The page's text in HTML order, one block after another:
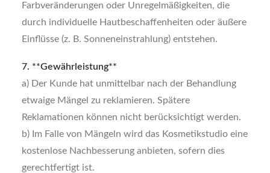
Farbveränderungen oder Unregelmäßigkeiten, die
durch individuelle Hautbeschaffenheiten oder äußere
Einflüsse (z. B. Sonneneinstrahlung) entstehen.
7. **Gewährleistung**
a) Der Kunde hat unmittelbar nach der Behandlung
etwaige Mängel zu reklamieren. Spätere
Reklamationen können nicht berücksichtigt werden.
b) Im Falle von Mängeln wird das Kosmetikstudio eine
kostenlose Nachbesserung anbieten, sofern dies
gerechtfertigt ist.